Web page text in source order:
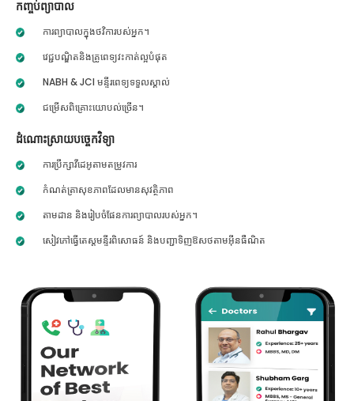
កញ្ចប់ព្យាបាល
ការព្យាបាលក្នុងថវិការបស់អ្នក។
វេជ្ជបណ្ឌិតនិងគ្រូពេទ្យវះកាត់ល្អបំផុត
NABH & JCI មន្ទីរពេទ្យទទួលស្គាល់
ជម្រើសពិគ្រោះយោបល់ច្រើន។
ដំណោះស្រាយបច្ចេកវិទ្យា
ការប្រឹក្សាវីដេអូតាមតម្រូវការ
កំណត់ត្រាសុខភាពដែលមានសុវត្ថិភាព
តាមដាន និងរៀបចំផែនការព្យាបាលរបស់អ្នក។
សៀវភៅធ្វើតេស្តមន្ទីរពិសោធន៍ និងបញ្ជាទិញឱសថតាមអ៊ីនធឺណិត